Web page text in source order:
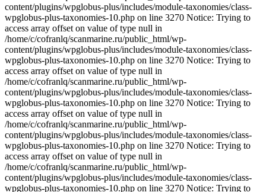
content/plugins/wpglobus-plus/includes/module-taxonomies/class-
wpglobus-plus-taxonomies-10.php on line 3270 Notice: Trying to
access array offset on value of type null in
/home/c/cofranlq/scanmarine.ru/public_html/wp-
content/plugins/wpglobus-plus/includes/module-taxonomies/class-
wpglobus-plus-taxonomies-10.php on line 3270 Notice: Trying to
access array offset on value of type null in
/home/c/cofranlq/scanmarine.ru/public_html/wp-
content/plugins/wpglobus-plus/includes/module-taxonomies/class-
wpglobus-plus-taxonomies-10.php on line 3270 Notice: Trying to
access array offset on value of type null in
/home/c/cofranlq/scanmarine.ru/public_html/wp-
content/plugins/wpglobus-plus/includes/module-taxonomies/class-
wpglobus-plus-taxonomies-10.php on line 3270 Notice: Trying to
access array offset on value of type null in
/home/c/cofranlq/scanmarine.ru/public_html/wp-
content/plugins/wpglobus-plus/includes/module-taxonomies/class-
wpglobus-plus-taxonomies-10.php on line 3270 Notice: Trying to